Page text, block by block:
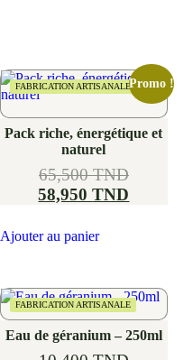
Promo !
FABRICATION ARTISANALE
Pack riche, énergétique et
naturel
65,500TND
58,950TND
Ajouter au panier
FABRICATION ARTISANALE
Eau de géranium – 250ml